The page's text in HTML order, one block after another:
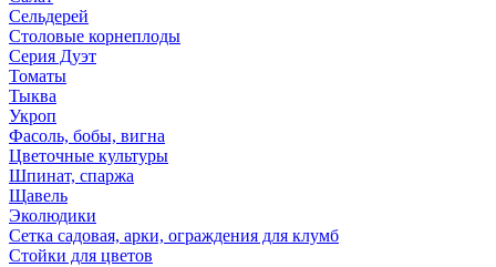
Сельдерей
Столовые корнеплоды
Серия Дуэт
Томаты
Тыква
Укроп
Фасоль, бобы, вигна
Цветочные культуры
Шпинат, спаржа
Щавель
Эколюдики
Сетка садовая, арки, ограждения для клумб
Стойки для цветов